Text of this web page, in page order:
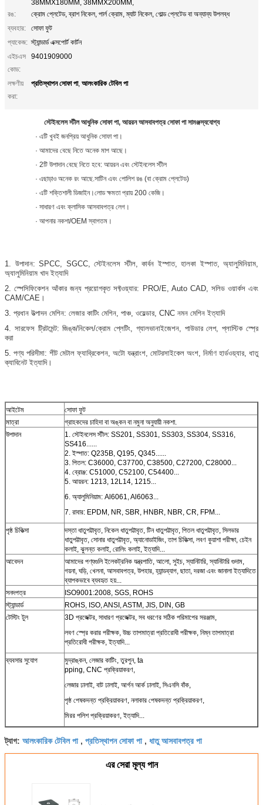
38MMX180MM, 38MMX200MM,
রঙ:
ক্রোম প্লেটেড, ব্রাশ নিকেল, পার্ল ক্রোম, ম্যাট নিকেল, গোল্ড প্লেটেড বা অন্যান্য উপলব্ধ
ব্যবহার:
সোফা ফুট
প্যাকেজ: স্ট্যান্ডার্ড এক্সপোর্ট কার্টন
এইচএস
কোড:
9401909000
লক্ষণীয়
করা:
প্রতিস্থাপন সোফা পা, আলংকারিক টেবিল পা
স্টেইনলেস স্টীল আধুনিক সোফা পা, আয়রন আসবাবপত্র সোফা পা সামঞ্জস্যযোগ্য
· এটি খুবই জনপ্রিয় আধুনিক সোফা পা।
· আমাদের বেছে নিতে অনেক মাপ আছে।
· 2টি উপাদান বেছে নিতে হবে: আয়রন এবং স্টেইনলেস স্টীল
· এছাড়াও অনেক রং আছে.সাটিন এবং পোলিশ রঙ (বা ক্রোম প্লেটেড)
· এটি শক্তিশালী ডিজাইন।লোড ক্ষমতা প্রায় 200 কেজি।
· সাধারণ এবং ক্লাসিক আসবাবপত্র লেগ।
· আপনার নকশা/OEM স্বাগতম।
1. উপাদান: SPCC, SGCC, স্টেইনলেস স্টীল, কার্বন ইস্পাত, হালকা ইস্পাত, অ্যালুমিনিয়াম,
অ্যালুমিনিয়াম খাদ ইত্যাদি
2. স্পেসিফিকেশন আঁকার জন্য প্রয়োগকৃত সফ্টওয়্যার: PRO/E, Auto CAD, সলিড ওয়ার্কস এবং
CAM/CAE।
3. প্রধান উত্পাদন মেশিন: লেজার কাটিং মেশিন, পাঞ্চ, ওয়েল্ডার, CNC নমন মেশিন ইত্যাদি
4. সারফেস ট্রিটমেন্ট: জিঙ্ক/নিকেল/ক্রোম প্লেটিং, গ্যালভানাইজেশন, পাউডার লেপ, প্লাস্টিক স্প্রে
করা
5. পণ্য পরিসীমা: শীট মেটাল ফ্যাব্রিকেশন, অটো যন্ত্রাংশ, মোটরসাইকেল অংশ, নির্মাণ হার্ডওয়্যার, ধাতু
ক্যাবিনেট ইত্যাদি।
আইটেম
সোফা ফুট
মাত্রা
গ্রাহকদের চাহিদা বা অঙ্কন বা নমুনা অনুযায়ী নকশা.
উপাদান
1. স্টেইনলেস স্টীল: SS201, SS301, SS303, SS304, SS316,
SS416......
2. ইস্পাত: Q235B, Q195, Q345......
3. পিতল: C36000, C37700, C38500, C27200, C28000...
4. ব্রোঞ্জ: C51000, C52100, C54400...
5. আয়রন: 1213, 12L14, 1215...
6. অ্যালুমিনিয়াম: Al6061, Al6063...
7. রাবার: EPDM, NR, SBR, HNBR, NBR, CR, FPM...
পৃষ্ঠ চিকিত্সা
দস্তা ধাতুপট্টাবৃত, নিকেল ধাতুপট্টাবৃত, টিন ধাতুপট্টাবৃত, পিতল ধাতুপট্টাবৃত, সিলভার
ধাতুপট্টাবৃত, সোনার ধাতুপট্টাবৃত, অ্যানোডাইজিং, তাপ চিকিত্সা, লবণ কুয়াশা পরীক্ষা, চেইন
কলাই, ঝুলন্ত কলাই, রোলিং কলাই, ইত্যাদি...
আবেদন
আমাদের পণ্যগুলি ইলেকট্রনিক যন্ত্রপাতি, আলো, সুইচ, স্যানিটারি, স্যানিটারি গুদাম,
গয়না, ঘড়ি, খেলনা, আসবাবপত্র, উপহার, হ্যান্ডব্যাগ, ছাতা, দরজা এবং জানালা ইত্যাদিতে
ব্যাপকভাবে ব্যবহৃত হয়...
সনদপত্র
ISO9001:2008, SGS, ROHS
স্ট্যান্ডার্ড
ROHS, ISO, ANSI, ASTM, JIS, DIN, GB
টেস্টিং টুল
3D প্রজেক্টর, সাধারণ প্রজেক্টর, সব ধরণের সঠিক পরিমাপের সরঞ্জাম,
লবণ স্প্রে করার পরীক্ষক, উচ্চ তাপমাত্রা প্রতিরোধী পরীক্ষক, নিম্ন তাপমাত্রা
প্রতিরোধী পরীক্ষক, ইত্যাদি...
ব্যবসার সুযোগ
মুদ্রাঙ্কন, লেজার কাটিং, তুরপুন, ta
pping, CNC প্রক্রিয়াকরণ,
লেজার ঢালাই, বাট ঢালাই, আর্গন আর্ক ঢালাই, সিএনসি বাঁক,
পৃষ্ঠ পেষকদন্ত প্রক্রিয়াকরণ, নলাকার পেষকদন্ত প্রক্রিয়াকরণ,
মিরর পলিশ প্রক্রিয়াকরণ, ইত্যাদি...
ট্যাগ: আলংকারিক টেবিল পা, প্রতিস্থাপন সোফা পা, ধাতু আসবাবপত্র পা
এর সেরা মূল্য পান